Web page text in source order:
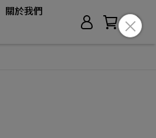
關於我們